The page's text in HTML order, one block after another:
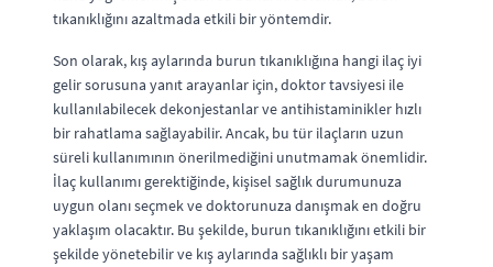
tıkanıklığını azaltmada etkili bir yöntemdir.
Son olarak, kış aylarında burun tıkanıklığına hangi ilaç iyi
gelir sorusuna yanıt arayanlar için, doktor tavsiyesi ile
kullanılabilecek dekonjestanlar ve antihistaminikler hızlı
bir rahatlama sağlayabilir. Ancak, bu tür ilaçların uzun
süreli kullanımının önerilmediğini unutmamak önemlidir.
İlaç kullanımı gerektiğinde, kişisel sağlık durumunuza
uygun olanı seçmek ve doktorunuza danışmak en doğru
yaklaşım olacaktır. Bu şekilde, burun tıkanıklığını etkili bir
şekilde yönetebilir ve kış aylarında sağlıklı bir yaşam